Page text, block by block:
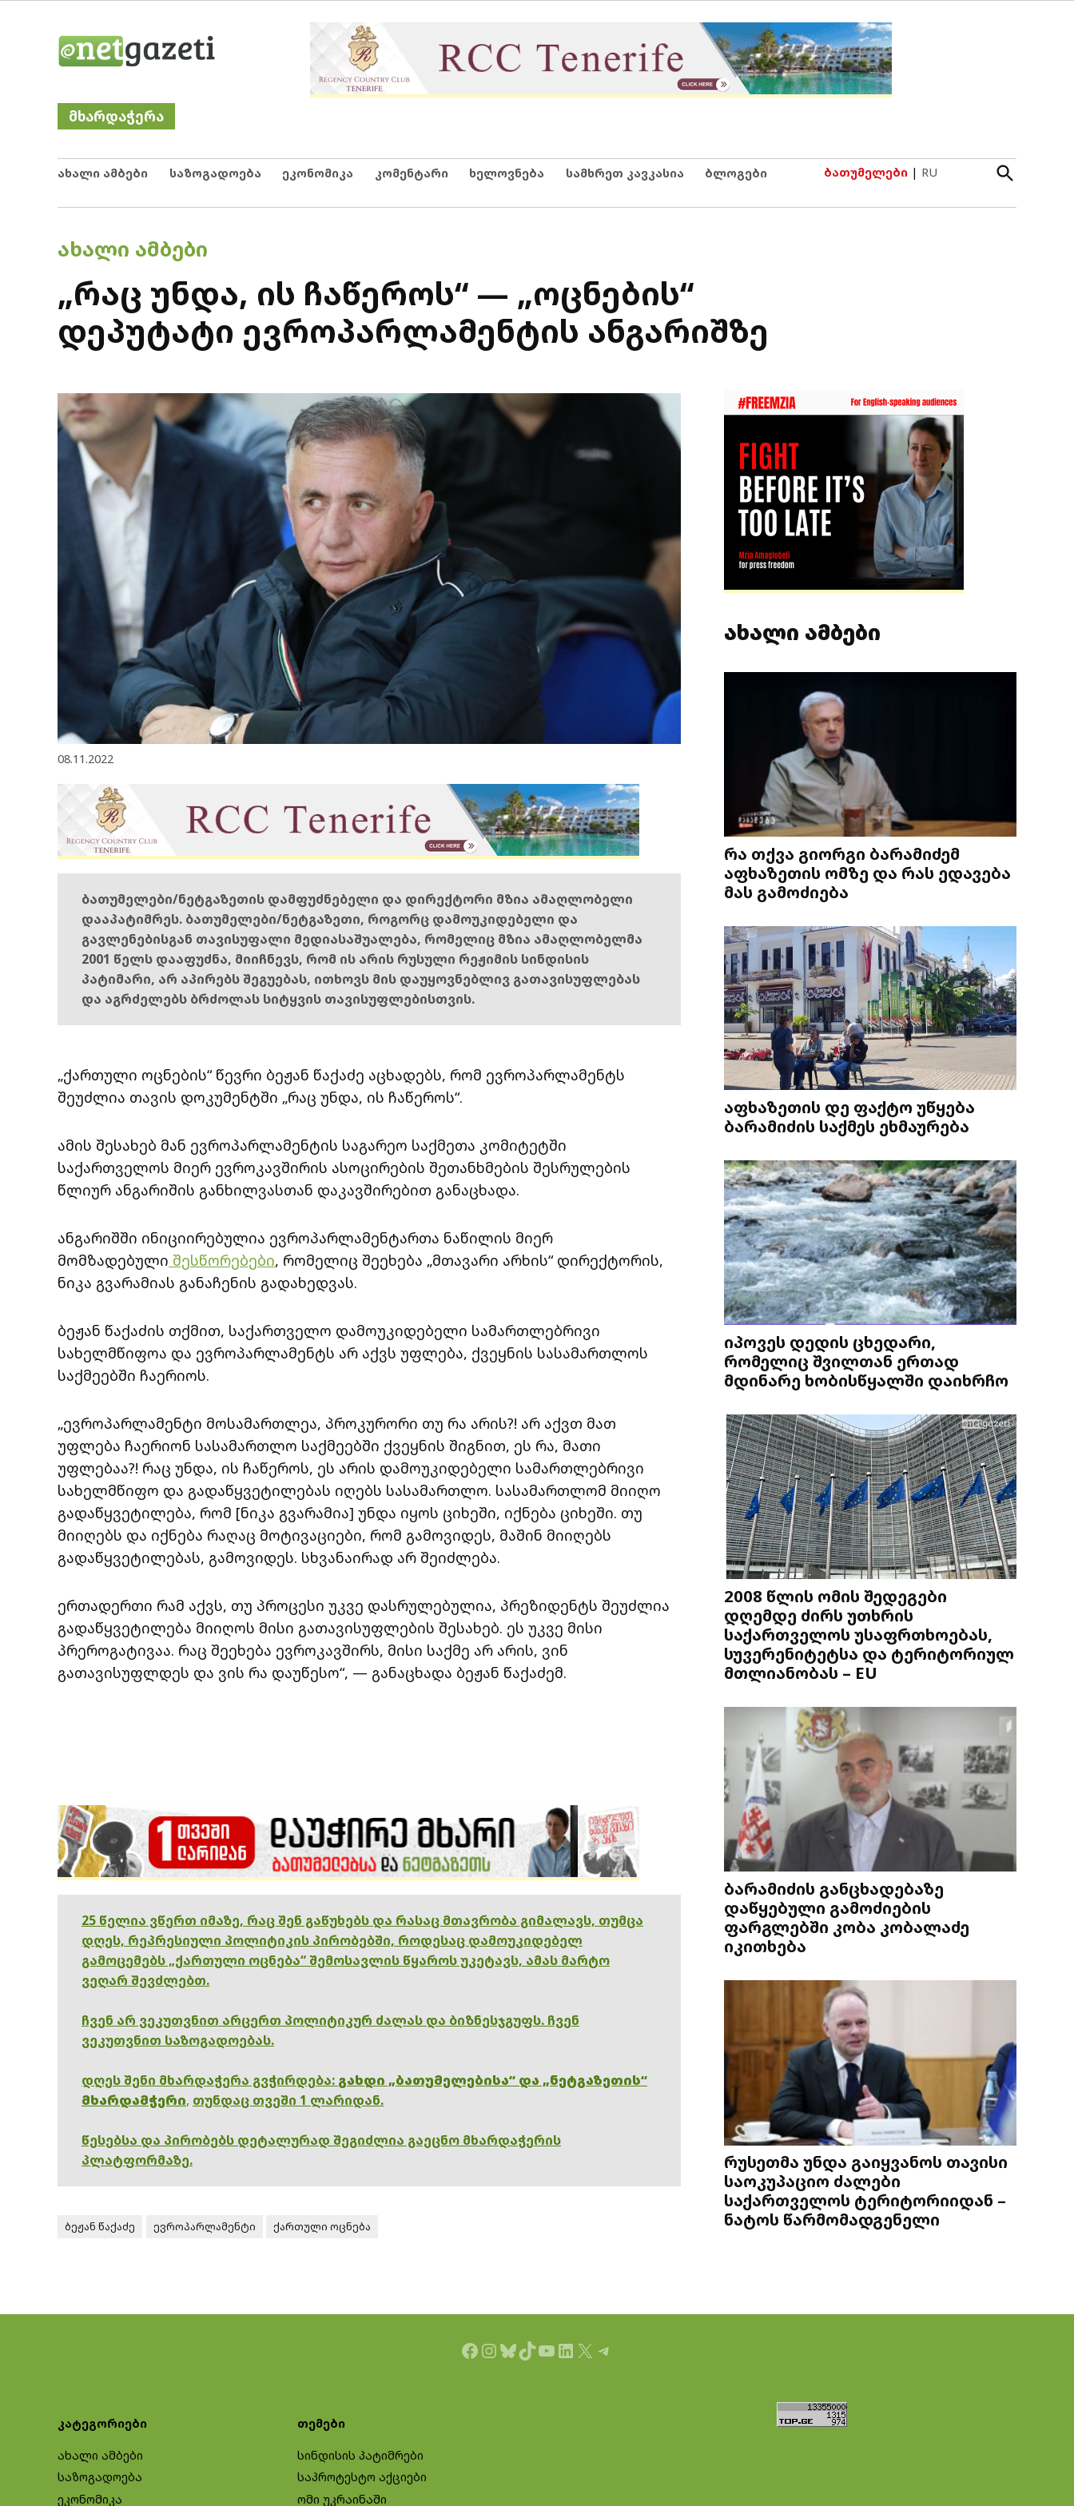
Netgazeti
მხარდაჭერა
ახალი ამბები საზოგადოება ეკონომიკა კომენტარი ხელოვნება სამხრეთ კავკასია ბლოგები ბათუმელები | RU
Open
Search
POSTED
ᲐᲮᲐᲚᲘ ᲐᲛᲑᲔᲑᲘ
„რაც უნდა, ის ჩაწეროს“ — „ოცნების“
დეპუტატი ევროპარლამენტის ანგარიშზე
08.11.2022
ბათუმელები/ნეტგაზეთის დამფუძნებელი და დირექტორი მზია ამაღლობელი
დააპატიმრეს. ბათუმელები/ნეტგაზეთი, როგორც დამოუკიდებელი და
გავლენებისგან თავისუფალი მედიასაშუალება, რომელიც მზია ამაღლობელმა
2001 წელს დააფუძნა, მიიჩნევს, რომ ის არის რუსული რეჟიმის სინდისის
პატიმარი, არ აპირებს შეგუებას, ითხოვს მის დაუყოვნებლივ გათავისუფლებას
და აგრძელებს ბრძოლას სიტყვის თავისუფლებისთვის.
„ქართული ოცნების“ წევრი ბეჟან წაქაძე აცხადებს, რომ ევროპარლამენტს
შეუძლია თავის დოკუმენტში „რაც უნდა, ის ჩაწეროს“.
ამის შესახებ მან ევროპარლამენტის საგარეო საქმეთა კომიტეტში
საქართველოს მიერ ევროკავშირის ასოცირების შეთანხმების შესრულების
წლიურ ანგარიშის განხილვასთან დაკავშირებით განაცხადა.
ანგარიშში ინიციირებულია ევროპარლამენტართა ნაწილის მიერ
მომზადებული შესწორებები, რომელიც შეეხება „მთავარი არხის“ დირექტორის,
ნიკა გვარამიას განაჩენის გადახედვას.
ბეჟან წაქაძის თქმით, საქართველო დამოუკიდებელი სამართლებრივი
სახელმწიფოა და ევროპარლამენტს არ აქვს უფლება, ქვეყნის სასამართლოს
საქმეებში ჩაერიოს.
„ევროპარლამენტი მოსამართლეა, პროკურორი თუ რა არის?! არ აქვთ მათ
უფლება ჩაერიონ სასამართლო საქმეებში ქვეყნის შიგნით, ეს რა, მათი
უფლებაა?! რაც უნდა, ის ჩაწეროს, ეს არის დამოუკიდებელი სამართლებრივი
სახელმწიფო და გადაწყვეტილებას იღებს სასამართლო. სასამართლომ მიიღო
გადაწყვეტილება, რომ [ნიკა გვარამია] უნდა იყოს ციხეში, იქნება ციხეში. თუ
მიიღებს და იქნება რაღაც მოტივაციები, რომ გამოვიდეს, მაშინ მიიღებს
გადაწყვეტილებას, გამოვიდეს. სხვანაირად არ შეიძლება.
ერთადერთი რამ აქვს, თუ პროცესი უკვე დასრულებულია, პრეზიდენტს შეუძლია
გადაწყვეტილება მიიღოს მისი გათავისუფლების შესახებ. ეს უკვე მისი
პრეროგატივაა. რაც შეეხება ევროკავშირს, მისი საქმე არ არის, ვინ
გათავისუფლდეს და ვის რა დაუწესო“, — განაცხადა ბეჟან წაქაძემ.
25 წელია ვწერთ იმაზე, რაც შენ გაწუხებს და რასაც მთავრობა გიმალავს, თუმცა
დღეს, რეპრესიული პოლიტიკის პირობებში, როდესაც დამოუკიდებელ
გამოცემებს „ქართული ოცნება“ შემოსავლის წყაროს უკეტავს, ამას მარტო
ვეღარ შევძლებთ.
ჩვენ არ ვეკუთვნით არცერთ პოლიტიკურ ძალას და ბიზნესჯგუფს. ჩვენ
ვეკუთვნით საზოგადოებას.
დღეს შენი მხარდაჭერა გვჭირდება: გახდი „ბათუმელებისა“ და „ნეტგაზეთის“
მხარდამჭერი, თუნდაც თვეში 1 ლარიდან.
წესებსა და პირობებს დეტალურად შეგიძლია გაეცნო მხარდაჭერის
პლატფორმაზე.
ბეჟან წაქაძე ევროპარლამენტი ქართული ოცნება
ახალი ამბები
რა თქვა გიორგი ბარამიძემ
აფხაზეთის ომზე და რას ედავება
მას გამოძიება
აფხაზეთის დე ფაქტო უწყება
ბარამიძის საქმეს ეხმაურება
იპოვეს დედის ცხედარი,
რომელიც შვილთან ერთად
მდინარე ხობისწყალში დაიხრჩო
2008 წლის ომის შედეგები
დღემდე ძირს უთხრის
საქართველოს უსაფრთხოებას,
სუვერენიტეტსა და ტერიტორიულ
მთლიანობას – EU
ბარამიძის განცხადებაზე
დაწყებული გამოძიების
ფარგლებში კობა კობალაძე
იკითხება
რუსეთმა უნდა გაიყვანოს თავისი
საოკუპაციო ძალები
საქართველოს ტერიტორიიდან –
ნატოს წარმომადგენელი
Facebook
Instagram
Bluesky
TikTok
YouTube
LinkedIn
X Telegram
კატეგორიები
ახალი ამბები
საზოგადოება
ეკონომიკა
თემები
სინდისის პატიმრები
საპროტესტო აქციები
ომი უკრაინაში